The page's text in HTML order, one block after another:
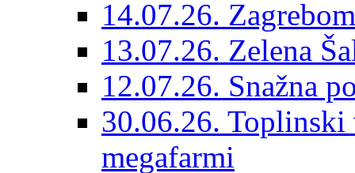
14.07.26.
13.07.26. Zelena
12.07.26. Snažna
30.06.26.
megafarmi